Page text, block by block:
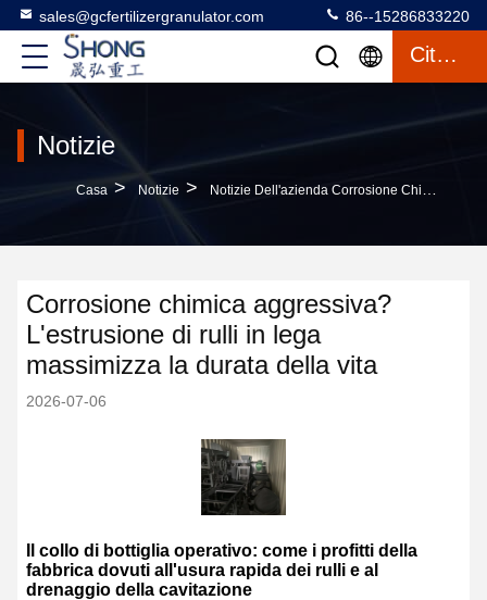
sales@gcfertilizergranulator.com 86--15286833220
Citazione
Notizie
Casa > Notizie > Notizie Dell'azienda Corrosione Chimica Aggressiva? L'estrusione Di Rulli In Lega Massimizza La Durata Della Vita
Corrosione chimica aggressiva?
L'estrusione di rulli in lega
massimizza la durata della vita
2026-07-06
Il collo di bottiglia operativo: come i profitti della
fabbrica dovuti all'usura rapida dei rulli e al
drenaggio della cavitazione